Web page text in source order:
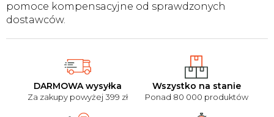
pomoce kompensacyjne od sprawdzonych
dostawców.
DARMOWA wysyłka
Za zakupy powyżej 399 zł
Wszystko na stanie
Ponad 80 000 produktów